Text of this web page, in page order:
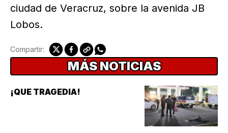
ciudad de Veracruz, sobre la avenida JB
Lobos.
Compartir:
MÁS NOTICIAS
¡QUE TRAGEDIA!